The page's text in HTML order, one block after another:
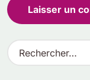
R
e